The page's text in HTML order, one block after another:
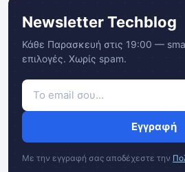
Newsletter Techblog
Κάθε Παρασκευή στις 19:00 —
επιλογές. Χωρίς spam.
Εγγραφή
Με την εγγραφή σας αποδέχεστε την